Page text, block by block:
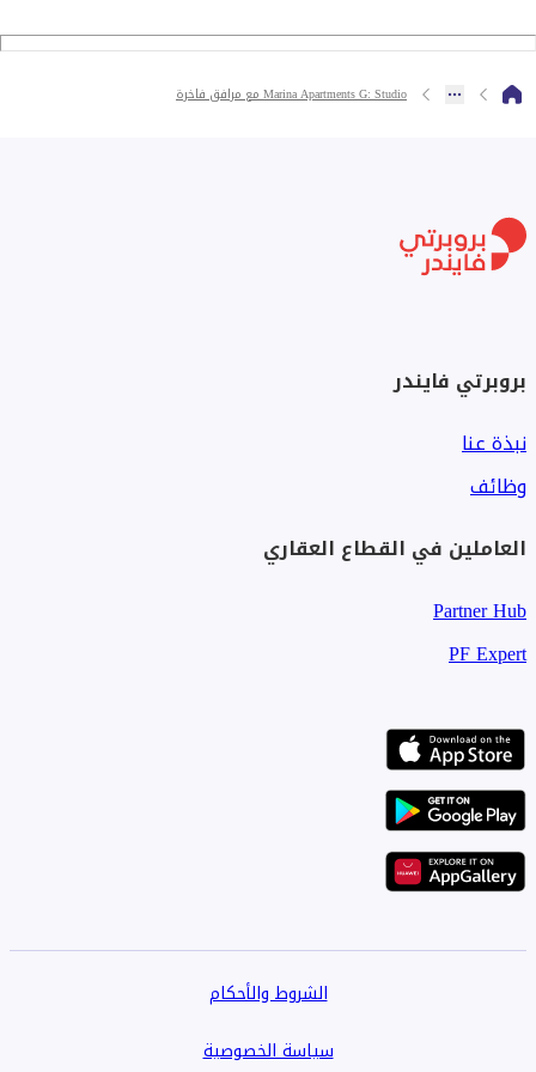
Marina Apartments G: Studio مع مرافق فاخرة
بروبرتي فايندر
نبذة عنا
وظائف
العاملين في القطاع العقاري
Partner Hub
PF Expert
الشروط والأحكام
سياسة الخصوصية